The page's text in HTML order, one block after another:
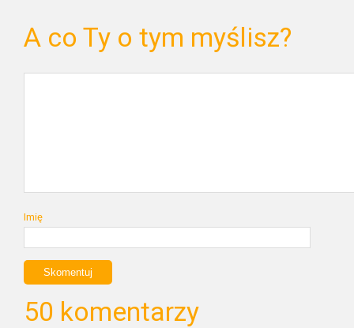
A co Ty o tym myślisz?
Imię
50 komentarzy